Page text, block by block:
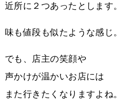
近所に２つあったとします。
味も値段も似たような感じ。
でも、店主の笑顔や
声かけが温かいお店には
また行きたくなりますよね。